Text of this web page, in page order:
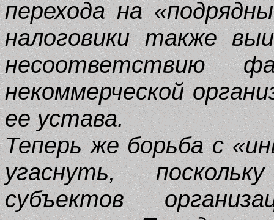
перехода на
налоговики также
несоответствию
некоммерческой
ее устава.
Теперь же борьба с
угаснуть,
субъектов